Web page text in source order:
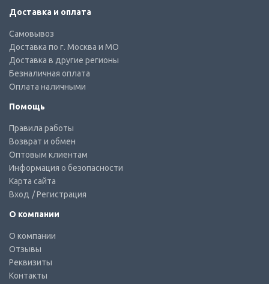
Доставка и оплата
Самовывоз
Доставка по г. Москва и МО
Доставка в другие регионы
Безналичная оплата
Оплата наличными
Помощь
Правила работы
Возврат и обмен
Оптовым клиентам
Информация о безопасности
Карта сайта
Вход / Регистрация
О компании
О компании
Отзывы
Реквизиты
Контакты